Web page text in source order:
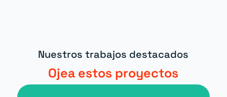
Nuestros trabajos destacados
Ojea estos proyectos